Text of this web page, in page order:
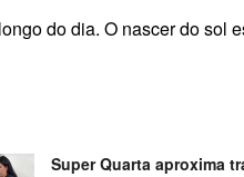
do dia. O nascer do sol
Super Quarta aproxima